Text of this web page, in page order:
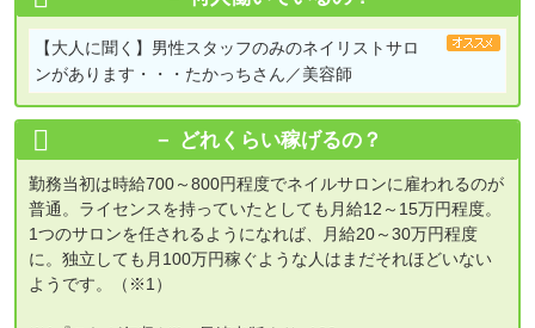
【大人に聞く】 男性スタッフのみのネイリストサロ
ンがあります・・・たかっちさん／美容師
どれくらい稼げるの？
勤務当初は時給700～800円程度でネイルサロンに雇われるのが
普通。ライセンスを持っていたとしても月給12～15万円程度。
1つのサロンを任されるようになれば、月給20～30万円程度
に。独立しても月100万円稼ぐような人はまだそれほどいない
ようです。（※1）